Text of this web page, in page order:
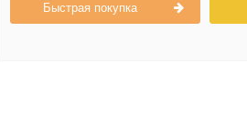
Быстрая покупка